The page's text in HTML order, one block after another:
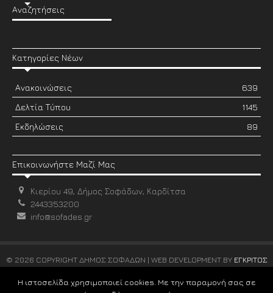
Αναζητήσεις
Κατηγορίες Νέων
Ανακοινώσεις
639
Δελτία Τύπου
1145
Εκδηλώσεις
89
Επικοινωνήστε Μαζί Μας
Κιερίου 49, Δήμος Σοφάδων, Καρδίτσα
2443353200
info@sofades.gr
© 2026 COPYRIGHT ΔΗΜΟΣ ΣΟΦΑΔΩΝ | WEB DEVELOPMENT BY ΕΓΚΡΙΤΟΣ
Η ιστοσελίδα χρησιμοποιεί cookies. Με την παραμονή σας σε